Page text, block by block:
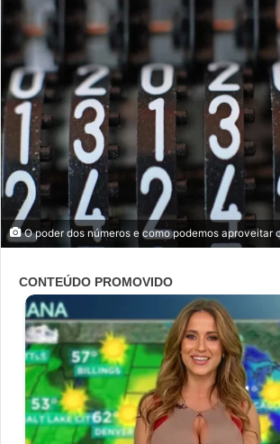
O poder dos números e como podemos aproveitar